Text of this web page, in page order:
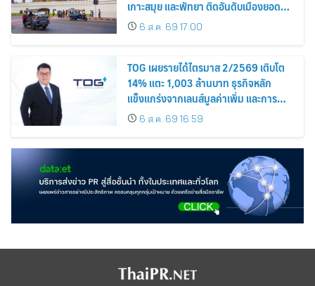
เกาะสมุย และพัทยา ติดอันดับเมืองยอด
นิยม6 ส.ค. 69 17:00
TOG เผยรายได้ไตรมาส 2/2569 เติบโต
14% แตะ 1,003 ล้านบาท ธุรกิจหลัก
แข็งแกร่งจากเลนส์มูลค่าเพิ่ม และการ
ขยายตลาดต่างประเทศ พร้อมเดินหน้า
ลงทุนเพื่อการเติบโตระยะยาว
6 ส.ค. 69 16:59